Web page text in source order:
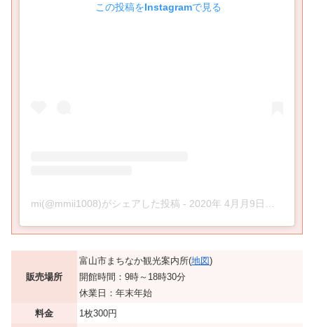
この投稿をInstagramで見る
mi(@mmii1008)がシェアした投稿 - 2020年 4月月9日午前6時05分PDT
販売場所
富山市まちなか観光案内所(地図)
開館時間：9時～18時30分
休業日：年末年始
料金
1枚300円